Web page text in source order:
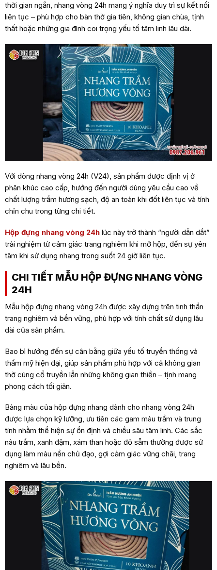
thời gian ngắn, nhang vòng 24h mang ý nghĩa duy trì sự kết nối
liên tục – phù hợp cho bàn thờ gia tiên, không gian chùa, tịnh
thất hoặc những gia đình coi trọng yếu tố tâm linh lâu dài.
Với dòng nhang vòng 24h (V24), sản phẩm được định vị ở
phân khúc cao cấp, hướng đến người dùng yêu cầu cao về
chất lượng trầm hương sạch, độ an toàn khi đốt liên tục và tính
chỉn chu trong từng chi tiết.
Hộp đựng nhang vòng 24hlúc này trở thành “người dẫn dắt”
trải nghiệm từ cảm giác trang nghiêm khi mở hộp, đến sự yên
tâm khi sử dụng nhang trong suốt 24 giờ liên tục.
CHI TIẾT MẪU HỘP ĐỰNG NHANG VÒNG
24H
Mẫu hộp đựng nhang vòng 24h được xây dựng trên tinh thần
trang nghiêm và bền vững, phù hợp với tính chất sử dụng lâu
dài của sản phẩm.
Bao bì hướng đến sự cân bằng giữa yếu tố truyền thống và
thẩm mỹ hiện đại, giúp sản phẩm phù hợp với cả không gian
thờ cúng cổ truyền lẫn những không gian thiền – tịnh mang
phong cách tối giản.
Bảng màu của hộp đựng nhang dành cho nhang vòng 24h
được lựa chọn kỹ lưỡng, ưu tiên các gam màu trầm và trung
tính nhằm thể hiện sự ổn định và chiều sâu tâm linh. Các sắc
nâu trầm, xanh đậm, xám than hoặc đỏ sẫm thường được sử
dụng làm màu nền chủ đạo, gợi cảm giác vững chãi, trang
nghiêm và lâu bền.